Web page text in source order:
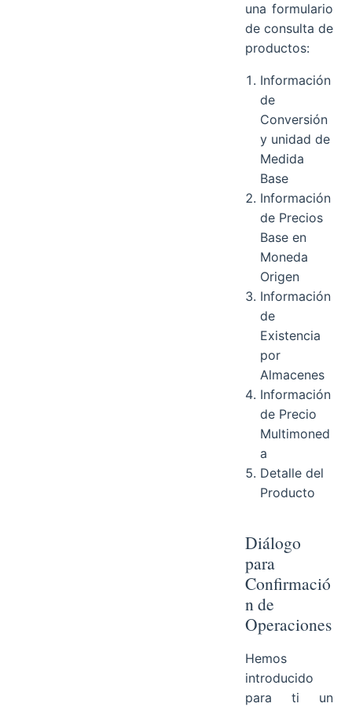
una formulario
de consulta de
productos:
Información
de
Conversión
y unidad de
Medida
Base
Información
de Precios
Base en
Moneda
Origen
Información
de
Existencia
por
Almacenes
Información
de Precio
Multimoned
a
Detalle del
Producto
Diálogo
para
Confirmació
n de
Operaciones
Hemos
introducido
para ti un